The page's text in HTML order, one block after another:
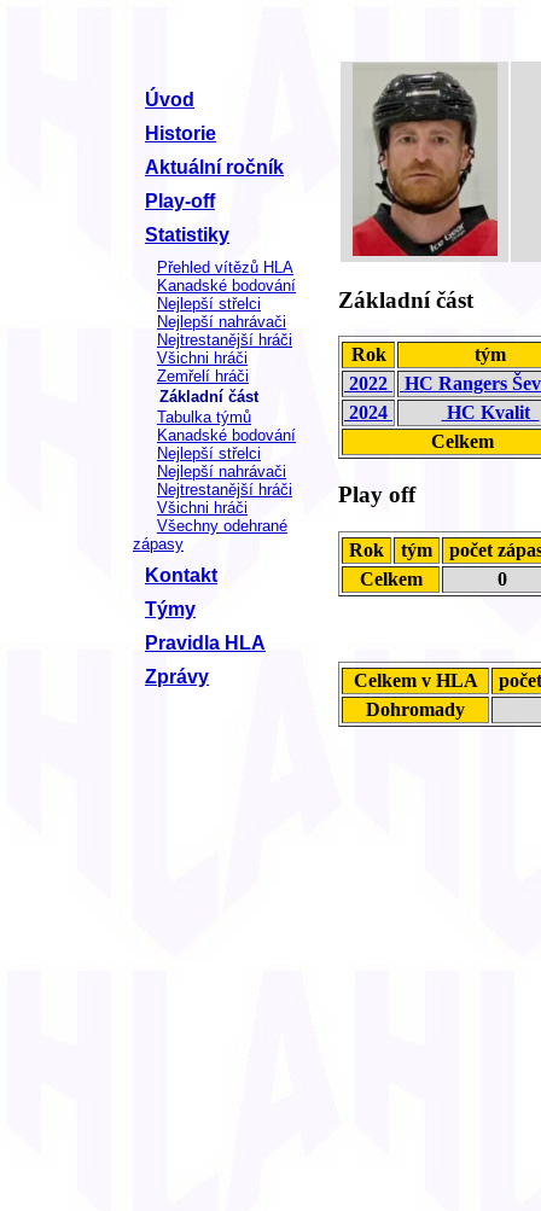
Úvod
Historie
Aktuální ročník
Play-off
Statistiky
Přehled vítězů HLA
Kanadské bodování
Nejlepší střelci
Nejlepší nahrávači
Nejtrestanější hráči
Všichni hráči
Zemřelí hráči
Základní část
Tabulka týmů
Kanadské bodování
Nejlepší střelci
Nejlepší nahrávači
Nejtrestanější hráči
Všichni hráči
Všechny odehrané
zápasy
Kontakt
Týmy
Pravidla HLA
Zprávy
Základní část
Rok
tým
2022
HC Rangers
2024
HC Kvalit
Celkem
Play off
Rok tým
počet
Celkem
0
Celkem v HLA
Dohromady